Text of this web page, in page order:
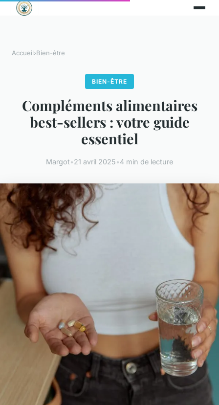
Accueil›Bien-être
BIEN-ÊTRE
Compléments alimentaires
best-sellers : votre guide
essentiel
Margot•21 avril 2025•4 min de lecture